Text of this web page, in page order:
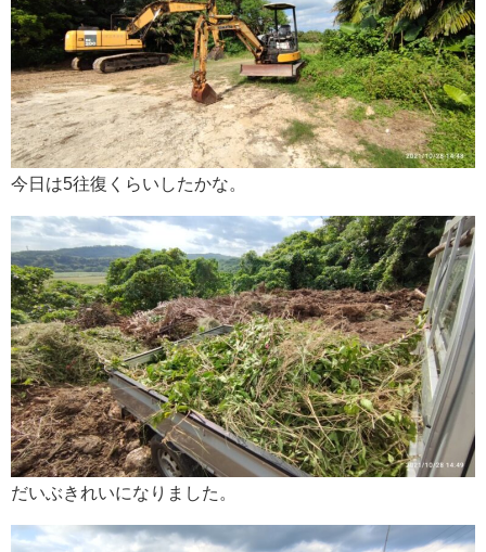
今日は5往復くらいしたかな。
だいぶきれいになりました。